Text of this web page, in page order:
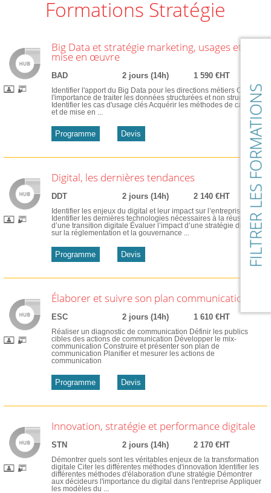
Formations Stratégie
FILTRER LES FORMATIONS
Big Data et stratégie marketing, usages et
mise en œuvre
BAD 2 jours (14h) 1 590 €HT
Identifier l'apport du Big Data pour les directions métiers Cerner
l'importance de traiter les données structurées et non structurées
Identifier les cas d'usage clés Acquérir les méthodes de cadrage
et de mise en ...
Programme Devis
Digital, les dernières tendances
DDT 2 jours (14h) 2 140 €HT
Identifier les enjeux du digital et leur impact sur l’entreprise
Identifier les dernières technologies nécessaires à la réussite
d’une transition digitale Évaluer l’impact d’une stratégie digitale
sur la réglementation et la gouvernance ...
Programme Devis
Élaborer et suivre son plan communication
ESC 2 jours (14h) 1 610 €HT
Réaliser un diagnostic de communication Définir les publics
cibles des actions de communication Développer le mix-
communication Construire et présenter son plan de
communication Planifier et mesurer les actions de
communication
Programme Devis
Innovation, stratégie et performance digitale
STN 2 jours (14h) 2 170 €HT
Démontrer quels sont les véritables enjeux de la transformation
digitale Citer les différentes méthodes d'innovation Identifier les
différentes méthodes d'élaboration d'une stratégie Démontrer
aux décideurs l'importance du digital dans l'entreprise Appliquer
les modèles du ...